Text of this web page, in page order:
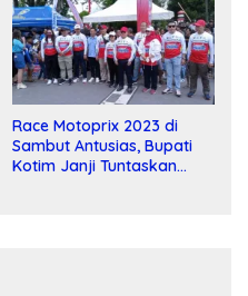
Race Motoprix 2023 di
Sambut Antusias, Bupati
Kotim Janji Tuntaskan